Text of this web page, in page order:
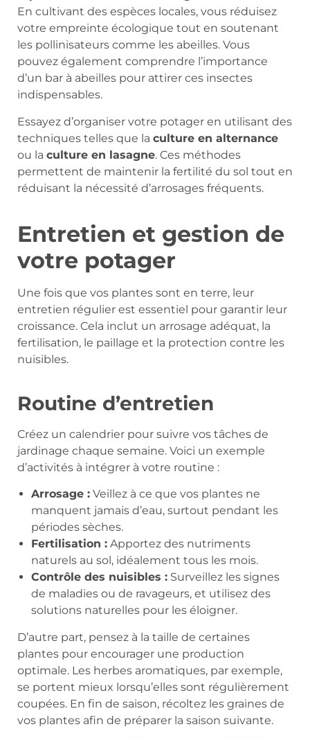
En cultivant des espèces locales, vous réduisez
votre empreinte écologique tout en soutenant
les pollinisateurs comme les abeilles. Vous
pouvez également comprendre l’importance
d’un bar à abeilles pour attirer ces insectes
indispensables.
Essayez d’organiser votre potager en utilisant des
techniques telles que la culture en alternance
ou la culture en lasagne. Ces méthodes
permettent de maintenir la fertilité du sol tout en
réduisant la nécessité d’arrosages fréquents.
Entretien et gestion de
votre potager
Une fois que vos plantes sont en terre, leur
entretien régulier est essentiel pour garantir leur
croissance. Cela inclut un arrosage adéquat, la
fertilisation, le paillage et la protection contre les
nuisibles.
Routine d’entretien
Créez un calendrier pour suivre vos tâches de
jardinage chaque semaine. Voici un exemple
d’activités à intégrer à votre routine :
Arrosage : Veillez à ce que vos plantes ne
manquent jamais d’eau, surtout pendant les
périodes sèches.
Fertilisation : Apportez des nutriments
naturels au sol, idéalement tous les mois.
Contrôle des nuisibles : Surveillez les signes
de maladies ou de ravageurs, et utilisez des
solutions naturelles pour les éloigner.
D’autre part, pensez à la taille de certaines
plantes pour encourager une production
optimale. Les herbes aromatiques, par exemple,
se portent mieux lorsqu’elles sont régulièrement
coupées. En fin de saison, récoltez les graines de
vos plantes afin de préparer la saison suivante.